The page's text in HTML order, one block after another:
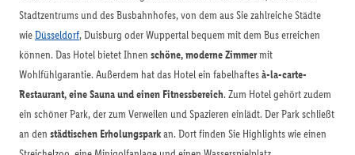
Stadtzentrums und des Busbahnhofes, von dem aus Sie zahlreiche Städte
wieDüsseldorf, Duisburg oder Wuppertal bequem mit dem Bus erreichen
können. Das Hotel bietet Ihnen schöne, moderne Zimmermit
Wohlfühlgarantie. Außerdem hat das Hotel ein fabelhaftesà-la-carte-
Restaurant, eine Sauna und einen Fitnessbereich. Zum Hotel gehört zudem
ein schöner Park, der zum Verweilen und Spazieren einlädt. Der Park schließt
an den städtischen Erholungsparkan. Dort finden Sie Highlights wie einen